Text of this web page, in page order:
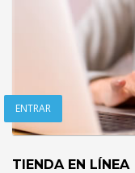
ENTRAR
TIENDA EN LÍNEA